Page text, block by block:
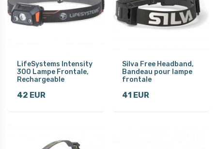
LifeSystems Intensity
300 Lampe Frontale,
Rechargeable
42 EUR
Silva Free Headband,
Bandeau pour lampe
frontale
41 EUR